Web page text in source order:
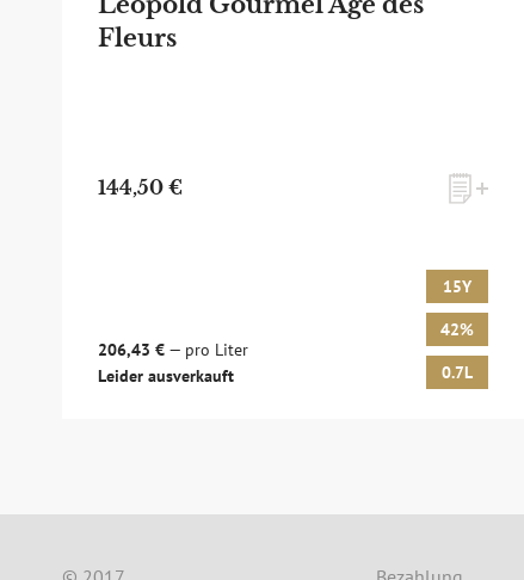
Fleurs
144,50 €
206,43 € — pro Liter
Leider ausverkauft
15Y
42%
0.7L
zum Newsletter anmelden
Möchten Sie ein für Newsletter-Abonnenten